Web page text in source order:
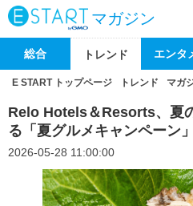
マガジン
総合 トレンド エンタ
E START トップページ トレンド マガ
Relo Hotels＆Resorts、夏
る「夏グルメキャンペーン
2026-05-28 11:00:00